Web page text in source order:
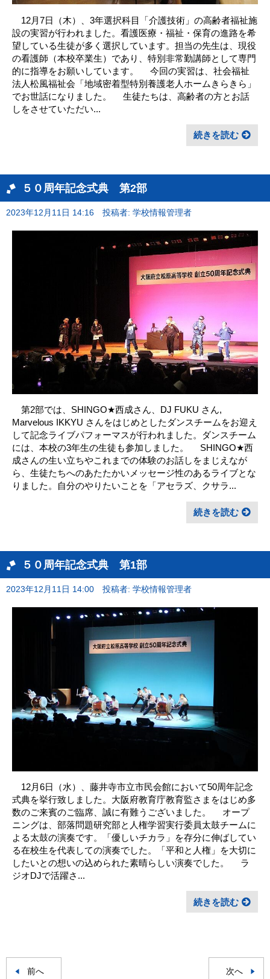
12月7日（木）、3年選択科目「介護技術」の高齢者福祉施
設の実習が行われました。看護医療・福祉・保育の進路を希
望している生徒が多く選択しています。担当の先生は、現役
の看護師（本校卒業生）であり、特別非常勤講師として専門
的に指導をお願いしています。 今回の実習は、社会福祉
法人松風福祉会「地域密着型特別養護老人ホームきらきら」
でお世話になりました。 生徒たちは、高齢者の方とお話
しをさせていただい...
続きを読む
５０周年記念式典 第2部
2023年12月11日 14:16 投稿者: 学校情報管理者
第2部では、SHINGO★西成さん、DJ FUKU さん,
Marvelous IKKYU さんをはじめとしたダンスチームをお迎え
して記念ライブパフォーマスが行われました。ダンスチーム
には、本校の3年生の生徒も参加しました。 SHINGO★西
成さんの生い立ちやこれまでの体験のお話しをまじえなが
ら、生徒たちへのあたたかいメッセージ性のあるライブとな
りました。自分のやりたいことを「アセラズ、クサラ...
続きを読む
５０周年記念式典 第1部
2023年12月11日 14:00 投稿者: 学校情報管理者
12月6日（水）、藤井寺市立市民会館において50周年記念
式典を挙行致しました。大阪府教育庁教育監さまをはじめ多
数のご来賓のご臨席、誠に有難うございました。 オープ
ニングは、部落問題研究部と人権学習実行委員太鼓チームに
よる太鼓の演奏です。「優しいチカラ」を存分に伸ばしてい
る在校生を代表しての演奏でした。「平和と人権」を大切に
したいとの想いの込められた素晴らしい演奏でした。 ラ
ジオDJで活躍さ...
続きを読む
前へ 次へ